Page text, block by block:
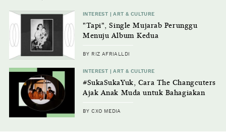
INTEREST | ART & CULTURE
"Tapi", Single Mujarab Perunggu
Menuju Album Kedua
BY RIZ AFRIALLDI
INTEREST | ART & CULTURE
#SukaSukaYuk, Cara The Changcuters
Ajak Anak Muda untuk Bahagiakan
BY CXO MEDIA